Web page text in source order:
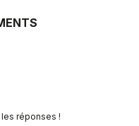
réponses !